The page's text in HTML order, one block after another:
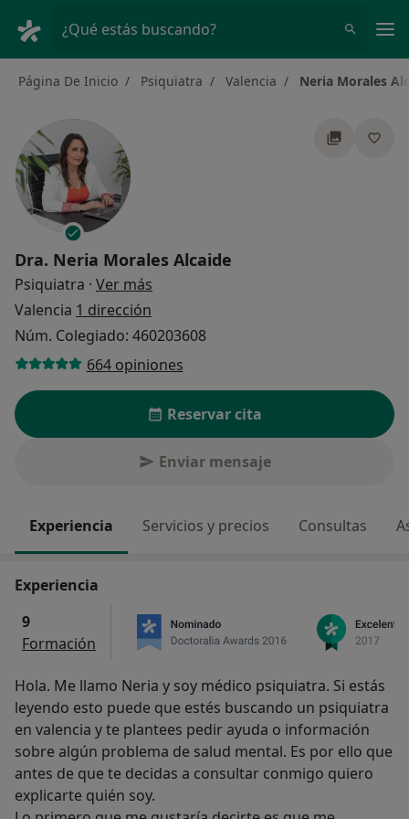
¿Qué estás buscando?
Página De Inicio Psiquiatra Valencia Neria Morales
Dra. Neria Morales Alcaide
Psiquiatra · Ver más
Valencia 1 dirección
Núm. Colegiado: 460203608
664 opiniones
Reservar cita
Enviar mensaje
Experiencia Servicios y precios Consultas
Experiencia
9
Formación
Hola. Me llamo Neria y soy médico psiquiatra. Si estás
leyendo esto puede que estés buscando un psiquiatra
en valencia y te plantees pedir ayuda o información
sobre algún problema de salud mental. Es por ello que
antes de que te decidas a consultar conmigo quiero
explicarte quién soy.